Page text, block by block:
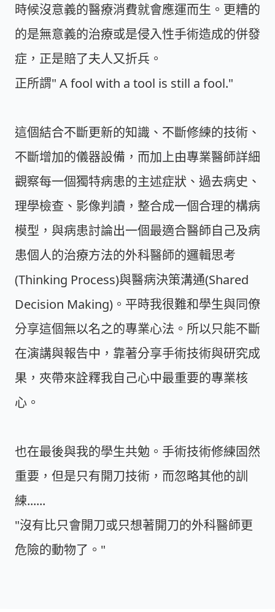
時候沒意義的醫療消費就會應運而生。更糟的
的是無意義的治療或是侵入性手術造成的併發
症，正是賠了夫人又折兵。
正所謂" A fool with a tool is still a fool."
這個結合不斷更新的知識、不斷修練的技術、
不斷增加的儀器設備，而加上由專業醫師詳細
觀察每一個獨特病患的主述症狀、過去病史、
理學檢查、影像判讀，整合成一個合理的構病
模型，與病患討論出一個最適合醫師自己及病
患個人的治療方法的外科醫師的邏輯思考
(Thinking Process)與醫病決策溝通(Shared
Decision Making)。平時我很難和學生與同僚
分享這個無以名之的專業心法。所以只能不斷
在演講與報告中，靠著分享手術技術與研究成
果，夾帶來詮釋我自己心中最重要的專業核
心。
也在最後與我的學生共勉。手術技術修練固然
重要，但是只有開刀技術，而忽略其他的訓
練......
"沒有比只會開刀或只想著開刀的外科醫師更
危險的動物了。"